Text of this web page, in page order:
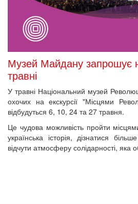
Музей Майдану запрошує
травні
У травні Національний музей
охочих на екскурсії "Місцями
відбудуться 6, 10, 24 та 27 травня.
Це чудова можливість пройти
українська історія, дізнатися
відчути атмосферу солідарності, яка